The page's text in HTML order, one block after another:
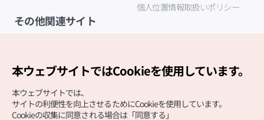
個人位置情報取扱いポリシー
その他関連サイト
本ウェブサイトではCookieを使用しています。
本ウェブサイトでは、
サイトの利便性を向上させるためにCookieを使用しています。
Cookieの収集に同意される場合は「同意する」